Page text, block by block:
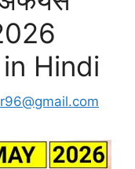
Hindi